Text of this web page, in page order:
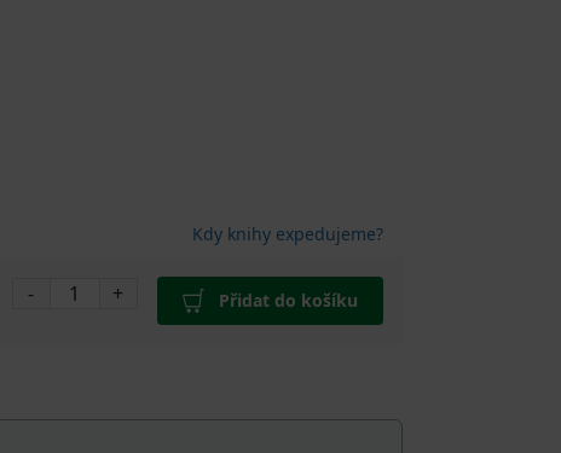
Kdy knihy expedujeme?
- + Přidat do košíku